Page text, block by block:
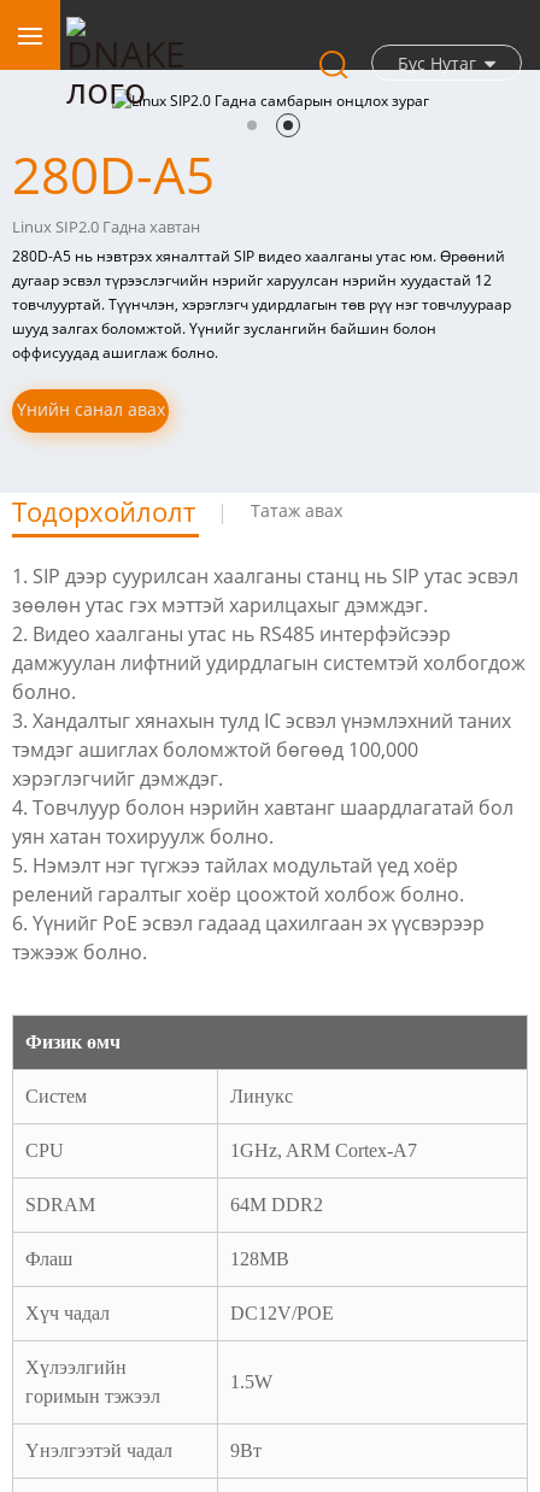
Бүс Нутаг
280D-A5
Linux SIP2.0 Гадна хавтан
280D-A5 нь нэвтрэх хяналттай SIP видео хаалганы утас юм. Өрөөний
дугаар эсвэл түрээслэгчийн нэрийг харуулсан нэрийн хуудастай 12
товчлууртай. Түүнчлэн, хэрэглэгч удирдлагын төв рүү нэг товчлуураар
шууд залгах боломжтой. Үүнийг зуслангийн байшин болон
оффисуудад ашиглаж болно.
Үнийн санал авах
Тодорхойлолт Татаж авах
1. SIP дээр суурилсан хаалганы станц нь SIP утас эсвэл
зөөлөн утас гэх мэттэй харилцахыг дэмждэг.
2. Видео хаалганы утас нь RS485 интерфэйсээр
дамжуулан лифтний удирдлагын системтэй холбогдож
болно.
3. Хандалтыг хянахын тулд IC эсвэл үнэмлэхний таних
тэмдэг ашиглах боломжтой бөгөөд 100,000
хэрэглэгчийг дэмждэг.
4. Товчлуур болон нэрийн хавтанг шаардлагатай бол
уян хатан тохируулж болно.
5. Нэмэлт нэг түгжээ тайлах модультай үед хоёр
релений гаралтыг хоёр цоожтой холбож болно.
6. Үүнийг PoE эсвэл гадаад цахилгаан эх үүсвэрээр
тэжээж болно.
Физик өмч
Систем Линукс
CPU 1GHz, ARM Cortex-A7
SDRAM 64M DDR2
Флаш 128MB
Хүч чадал DC12V/POE
Хүлээлгийн
горимын тэжээл
1.5W
Үнэлгээтэй чадал 9Вт